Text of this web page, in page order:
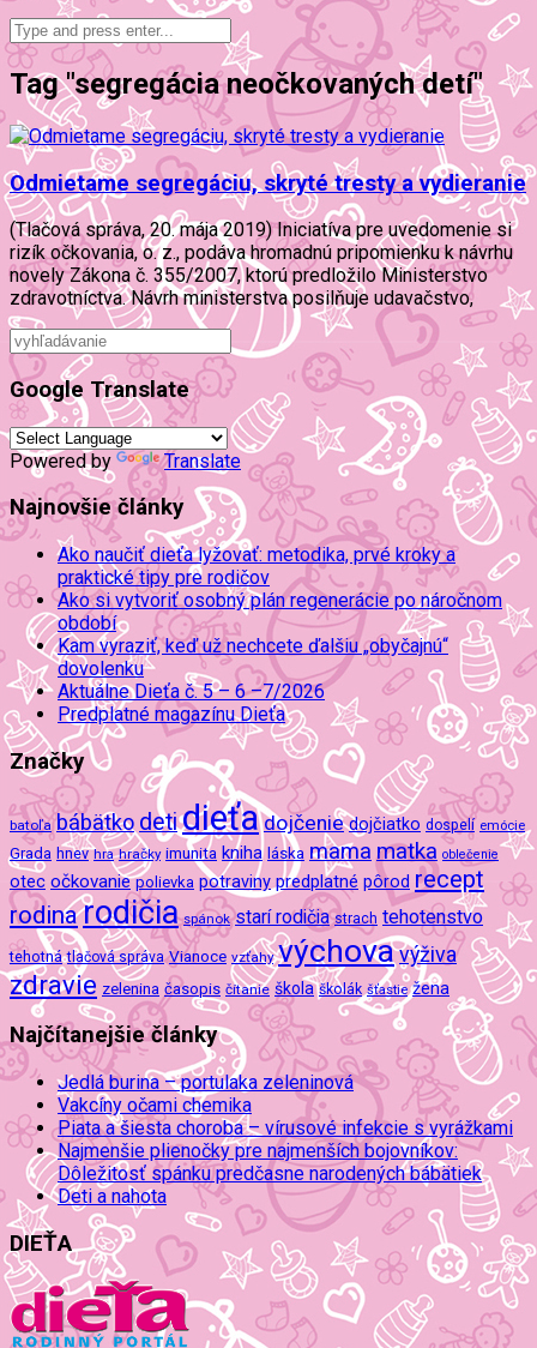
Tag "segregácia neočkovaných detí"
Odmietame segregáciu, skryté tresty a vydieranie
(Tlačová správa, 20. mája 2019) Iniciatíva pre uvedomenie si
rizík očkovania, o. z., podáva hromadnú pripomienku k návrhu
novely Zákona č. 355/2007, ktorú predložilo Ministerstvo
zdravotníctva. Návrh ministerstva posilňuje udavačstvo,
Google Translate
Powered by Translate
Najnovšie články
Ako naučiť dieťa lyžovať: metodika, prvé kroky a
praktické tipy pre rodičov
Ako si vytvoriť osobný plán regenerácie po náročnom
období
Kam vyraziť, keď už nechcete ďalšiu „obyčajnú“
dovolenku
Aktuálne Dieťa č. 5 – 6 –7/2026
Predplatné magazínu Dieťa
Značky
batoľa bábätko detidieťa dojčenie dojčiatko dospelí emócie
Grada hnev hra hračky imunita kniha láska mama matka oblečenie
otec očkovanie polievka potraviny predplatné pôrod recept
rodinarodičia spánok starí rodičia strach tehotenstvo
tehotná tlačová správa Vianoce vzťahy výchovavýživa
zdravie zelenina časopis čítanie škola školák šťastie žena
Najčítanejšie články
Jedlá burina – portulaka zeleninová
Vakcíny očami chemika
Piata a šiesta choroba – vírusové infekcie s vyrážkami
Najmenšie plienočky pre najmenších bojovníkov:
Dôležitosť spánku predčasne narodených bábätiek
Deti a nahota
DIEŤA